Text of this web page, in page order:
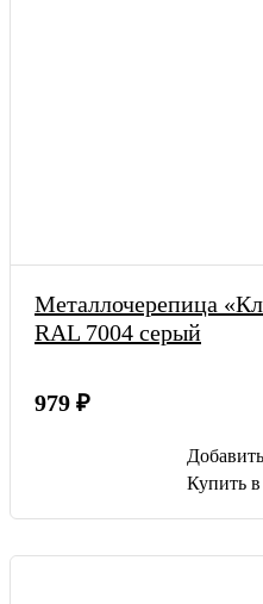
Металлочерепица
RAL 7004 серый
979 ₽
Купить